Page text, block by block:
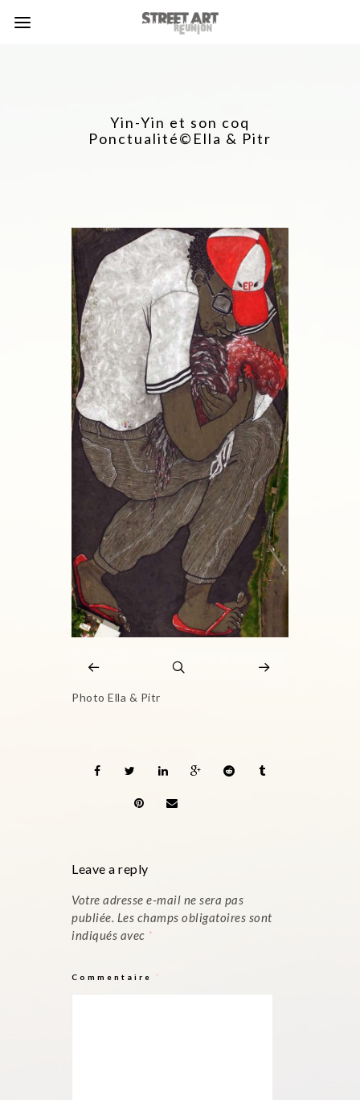
Yin-Yin et son coq
Ponctualité©Ella & Pitr
Photo Ella & Pitr
Leave a reply
Votre adresse e-mail ne sera pas
publiée. Les champs obligatoires sont
indiqués avec *
Commentaire *